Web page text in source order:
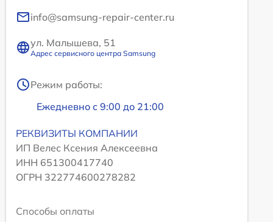
info@samsung-repair-center.ru
ул. Малышева, 51
Адрес сервисного центра Samsung
Режим работы:
Ежедневно с 9:00 до 21:00
РЕКВИЗИТЫ КОМПАНИИ
ИП Велес Ксения Алексеевна
ИНН 651300417740
ОГРН 322774600278282
Способы оплаты